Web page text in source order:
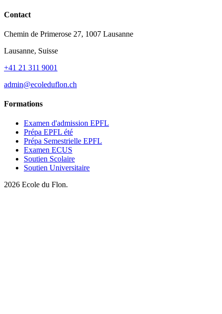
Contact
Chemin de Primerose 27, 1007 Lausanne
Lausanne, Suisse
+41 21 311 9001
admin@ecoleduflon.ch
Formations
Examen d'admission EPFL
Prépa EPFL été
Prépa Semestrielle EPFL
Examen ECUS
Soutien Scolaire
Soutien Universitaire
2026 Ecole du Flon.